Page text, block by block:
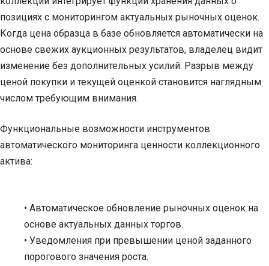
позициях с мониторингом актуальных рыночных оценок.
Когда цена образца в базе обновляется автоматически на
основе свежих аукционных результатов, владелец видит
изменение без дополнительных усилий. Разрыв между
ценой покупки и текущей оценкой становится наглядным
числом требующим внимания.
Функциональные возможности инструментов
автоматического мониторинга ценности коллекционного
актива:
• Автоматическое обновление рыночных оценок на
основе актуальных данных торгов.
• Уведомления при превышении ценой заданного
порогового значения роста.